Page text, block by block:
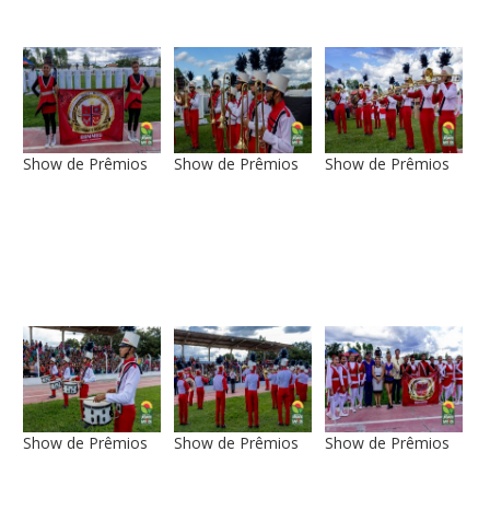
Show de Prêmios Show de Prêmios Show de Prêmios
Show de Prêmios Show de Prêmios Show de Prêmios